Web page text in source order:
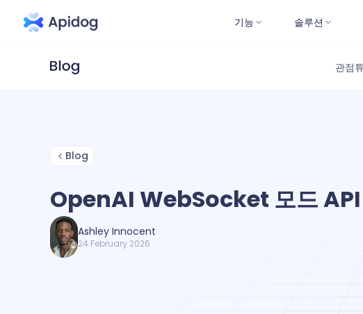
기능 솔루션
관점
Blog
OpenAI WebSocket 모드 API
Ashley Innocent
24 February 2026